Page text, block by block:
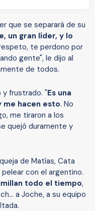
que se separará de su
un gran líder, y lo
te perdono por
gente", le dijo al
de todos.
y frustrado. "Es una
hacen esto. No
me tiraron a los
quejó duramente y
de Matías, Cata
con el argentino.
todo el tiempo,
a Joche, a su equipo